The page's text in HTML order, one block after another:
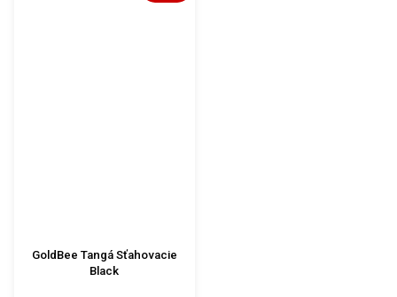
GoldBee Tangá Sťahovacie
Black